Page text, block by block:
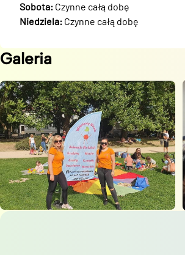
Sobota: Czynne całą dobę
Niedziela: Czynne całą dobę
Galeria